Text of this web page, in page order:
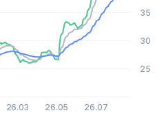
26.03 26.05 26.07
25
30
35